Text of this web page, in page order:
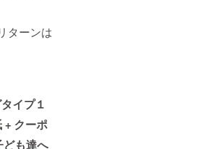
ターンは
イプ１
+ クーポ
ども達へ